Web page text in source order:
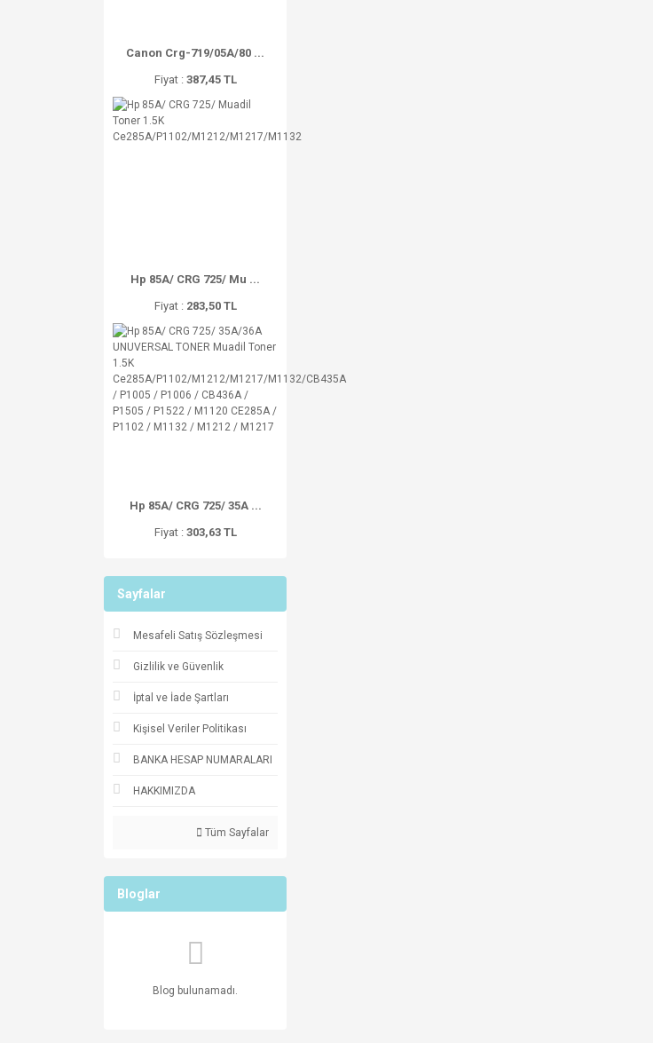
Canon Crg-719/05A/80 ...
Fiyat : 387,45 TL
Hp 85A/ CRG 725/ Mu ...
Fiyat : 283,50 TL
Hp 85A/ CRG 725/ 35A ...
Fiyat : 303,63 TL
Sayfalar
Mesafeli Satış Sözleşmesi
Gizlilik ve Güvenlik
İptal ve İade Şartları
Kişisel Veriler Politikası
BANKA HESAP NUMARALARI
HAKKIMIZDA
Tüm Sayfalar
Bloglar
Blog bulunamadı.